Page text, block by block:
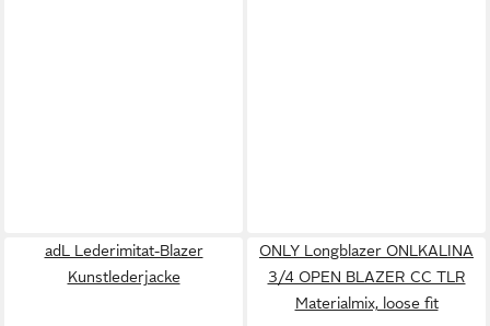
adL Lederimitat-Blazer
Kunstlederjacke
ONLY Longblazer ONLKALINA
3/4 OPEN BLAZER CC TLR
Materialmix, loose fit